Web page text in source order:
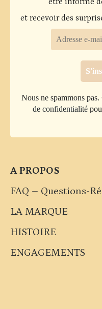
et recevoir des
Nous ne spammons
de confidentialité
A PROPOS
FAQ – Questions-
LA MARQUE
HISTOIRE
ENGAGEMENTS